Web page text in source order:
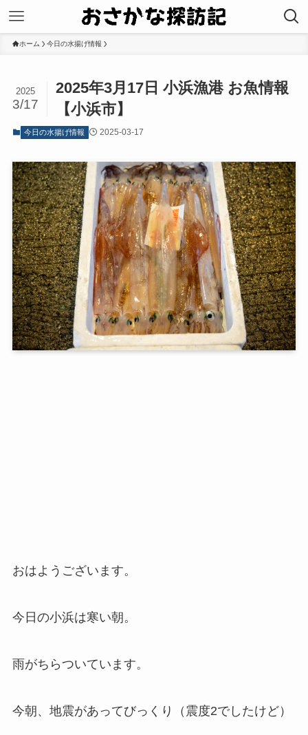
ホーム 今日の水揚げ情報
2025年3月17日 小浜漁港 お魚情報
【小浜市】
2025
3/17
今日の水揚げ情報 2025-03-17
おはようございます。
今日の小浜は寒い朝。
雨がちらついています。
今朝、地震があってびっくり（震度2でしたけど）